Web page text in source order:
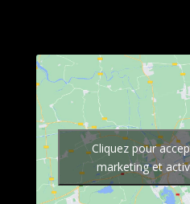
Cliquez pour
marketing et